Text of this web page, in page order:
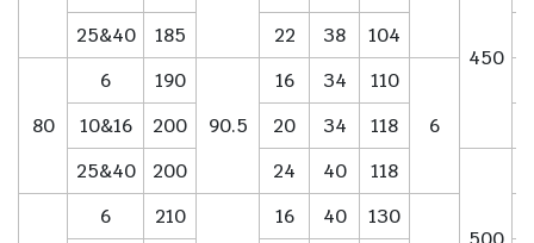
450
25&40 185 22 38 104
80
6
190
90.5
16 34
110
6
10&16 200 20 34
118
25&40
200 24 40 118
6
210
16 40
130